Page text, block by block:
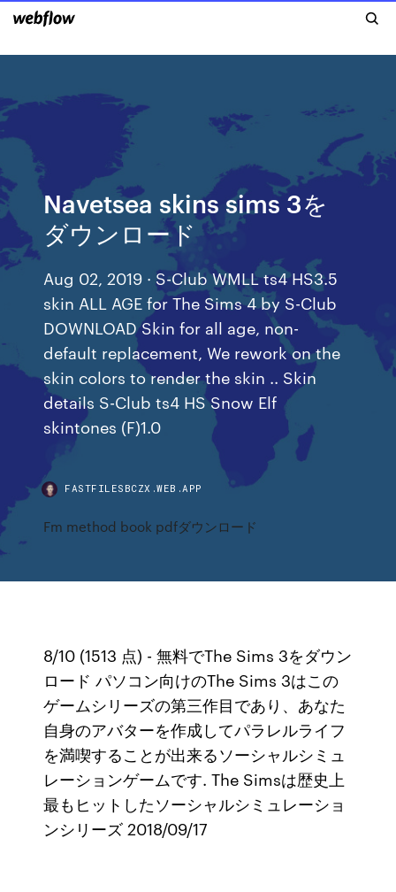
Navetsea skins sims 3を
ダウンロード
Aug 02, 2019 · S-Club WMLL ts4 HS3.5
skin ALL AGE for The Sims 4 by S-Club
DOWNLOAD Skin for all age, non-
default replacement, We rework on the
skin colors to render the skin .. Skin
details S-Club ts4 HS Snow Elf
skintones (F)1.0
FASTFILESBCZX.WEB.APP
Fm method book pdfダウンロード
8/10 (1513 点) - 無料でThe Sims 3をダウン
ロード パソコン向けのThe Sims 3はこの
ゲームシリーズの第三作目であり、あなた
自身のアバターを作成してパラレルライフ
を満喫することが出来るソーシャルシミュ
レーションゲームです. The Simsは歴史上
最もヒットしたソーシャルシミュレーショ
ンシリーズ 2018/09/17